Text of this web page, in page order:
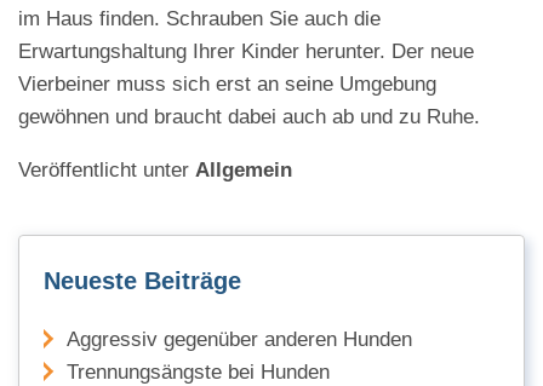
im Haus finden. Schrauben Sie auch die
Erwartungshaltung Ihrer Kinder herunter. Der neue
Vierbeiner muss sich erst an seine Umgebung
gewöhnen und braucht dabei auch ab und zu Ruhe.
Veröffentlicht unter Allgemein
Neueste Beiträge
Aggressiv gegenüber anderen Hunden
Trennungsängste bei Hunden